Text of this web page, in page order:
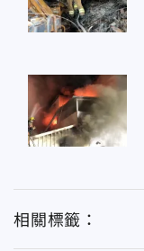
相關標籤：